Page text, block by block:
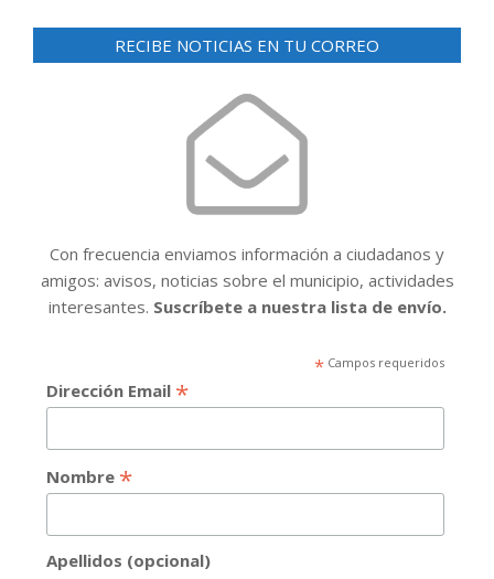
v
i
a
t
o
RECIBE NOTICIAS EN TU CORREO
Con frecuencia enviamos información a ciudadanos y
amigos: avisos, noticias sobre el municipio, actividades
interesantes. Suscríbete a nuestra lista de envío.
*Campos requeridos
Dirección Email *
Nombre *
Apellidos (opcional)